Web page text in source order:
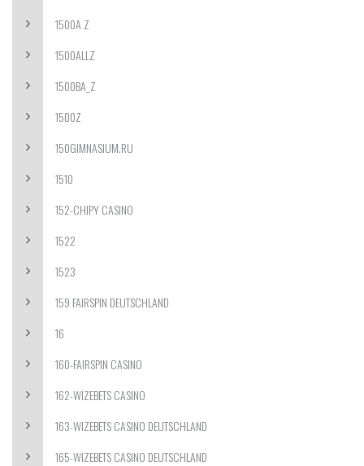
1500A Z
1500ALLZ
1500BA_Z
1500Z
150GIMNASIUM.RU
1510
152-CHIPY CASINO
1522
1523
159 FAIRSPIN DEUTSCHLAND
16
160-FAIRSPIN CASINO
162-WIZEBETS CASINO
163-WIZEBETS CASINO DEUTSCHLAND
165-WIZEBETS CASINO DEUTSCHLAND